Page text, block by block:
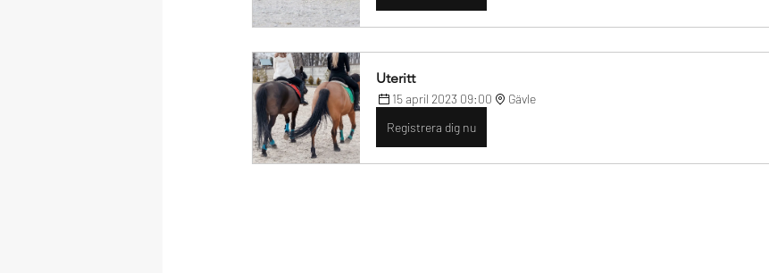
Uteritt
15 april 2023 09:00
Gävle
Registrera dig nu